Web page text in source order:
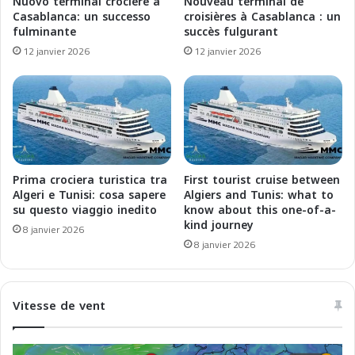
:
i
l
M
a
g
h
r
e
b
i
n
r
o
t
a
v
e
r
s
:
M
e
d
i
t
e
r
r
a
n
e
a
n
M
a
g
Casablanca: un successo
fulminante
12 janvier 2026
croisières à Casablanca : un
succès fulgurant
12 janvier 2026
Prima crociera turistica tra
Algeri e Tunisi: cosa sapere
su questo viaggio inedito
8 janvier 2026
First tourist cruise between
Algiers and Tunis: what to
know about this one-of-a-
kind journey
8 janvier 2026
Vitesse de vent